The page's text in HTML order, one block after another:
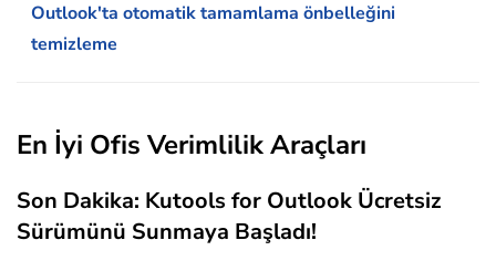
Outlook'ta otomatik tamamlama önbelleğini
temizleme
En İyi Ofis Verimlilik Araçları
Son Dakika: Kutools for Outlook Ücretsiz
Sürümünü Sunmaya Başladı!